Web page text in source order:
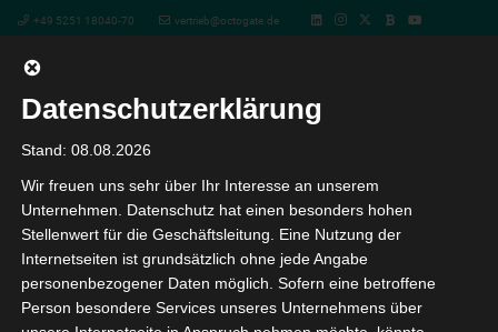
+49 5251 18040-70 vertrieb@octogate.de
Was ist Wi-Fi 6
und welche Vorteile bietet der
neue Standard?
In der folgenden Übersicht erklären wir Ihnen die
Datenschutzerklärung
Stand: 08.08.2026
Wir freuen uns sehr über Ihr Interesse an unserem
Unternehmen. Datenschutz hat einen besonders hohen
Stellenwert für die Geschäftsleitung. Eine Nutzung der
Internetseiten ist grundsätzlich ohne jede Angabe
personenbezogener Daten möglich. Sofern eine betroffene
Person besondere Services unseres Unternehmens über